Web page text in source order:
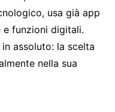
usa già app
funzioni digitali.
assoluto: la scelta
nella sua